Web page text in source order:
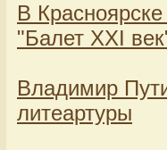
В
"Балет ХХI
Владимир
литеартуры